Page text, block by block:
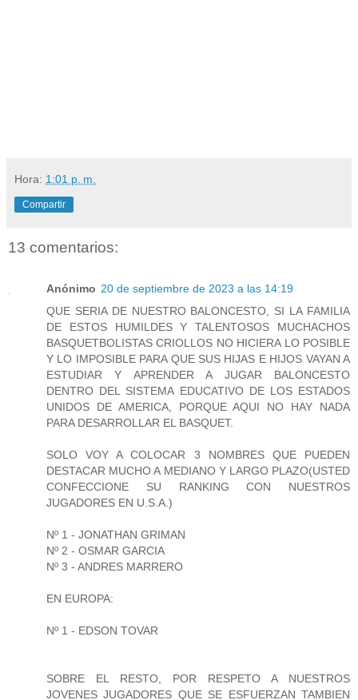
Hora: 1:01 p. m.
Compartir
13 comentarios:
Anónimo 20 de septiembre de 2023 a las 14:19
QUE SERIA DE NUESTRO BALONCESTO, SI LA FAMILIA
DE ESTOS HUMILDES Y TALENTOSOS MUCHACHOS
BASQUETBOLISTAS CRIOLLOS NO HICIERA LO POSIBLE
Y LO IMPOSIBLE PARA QUE SUS HIJAS E HIJOS VAYAN A
ESTUDIAR Y APRENDER A JUGAR BALONCESTO
DENTRO DEL SISTEMA EDUCATIVO DE LOS ESTADOS
UNIDOS DE AMERICA, PORQUE AQUI NO HAY NADA
PARA DESARROLLAR EL BASQUET.
SOLO VOY A COLOCAR 3 NOMBRES QUE PUEDEN
DESTACAR MUCHO A MEDIANO Y LARGO PLAZO(USTED
CONFECCIONE SU RANKING CON NUESTROS
JUGADORES EN U.S.A.)
Nº 1 - JONATHAN GRIMAN
Nº 2 - OSMAR GARCIA
Nº 3 - ANDRES MARRERO
EN EUROPA:
Nº 1 - EDSON TOVAR
SOBRE EL RESTO, POR RESPETO A NUESTROS
JOVENES JUGADORES QUE SE ESFUERZAN TAMBIEN